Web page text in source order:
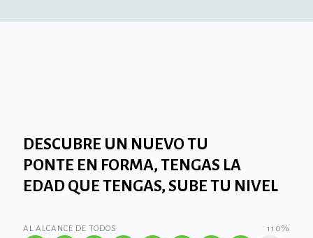
DESCUBRE UN NUEVO TU
PONTE EN FORMA, TENGAS LA
EDAD QUE TENGAS, SUBE TU NIVEL
AL ALCANCE DE TODOS 110%